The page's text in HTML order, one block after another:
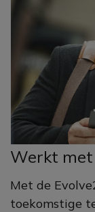
Werkt
Met de
toekomstige